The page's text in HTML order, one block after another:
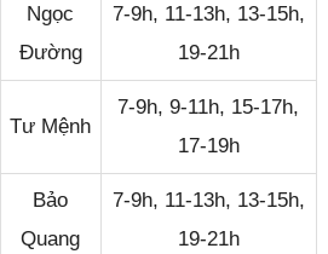
Ngọc
Đường
7-9h, 11-13h, 13-15h,
19-21h
Tư Mệnh
7-9h, 9-11h, 15-17h,
17-19h
Bảo
Quang
7-9h, 11-13h, 13-15h,
19-21h